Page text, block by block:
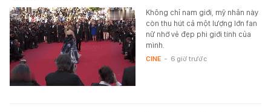
Không chỉ nam giới, mỹ nhân này
còn thu hút cả một lượng lớn fan
nữ nhờ vẻ đẹp phi giới tính của
mình.
CINE - 6 giờ trước